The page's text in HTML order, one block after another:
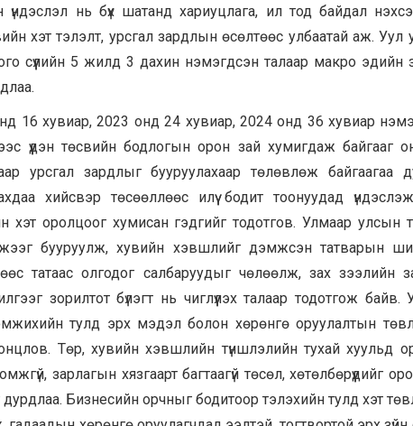
үндэслэл нь бүх шатанд хариуцлага, ил тод байдал
хэт тэлэлт, урсгал зардлын өсөлтөөс улбаатай аж. Уул
сүүлийн 5 жилд 3 дахин нэмэгдсэн талаар макро эдийн
16 хувиар, 2023 онд 24 хувиар, 2024 онд 36 хувиар
үүдэн төсвийн бодлогын орон зай хумигдаж байгааг
урсгал зардлыг бууруулахаар төлөвлөж байгаагаа
хийсвэр төсөөллөөс илүү бодит тоонуудад
хэт оролцоог хумисан гэдгийг тодотгов. Улмаар улсын
бууруулж, хувийн хэвшлийг дэмжсэн татварын
татаас олгодог салбаруудыг чөлөөлж, зах зээлийн
зорилтот бүлэгт нь чиглүүлэх талаар тодотгож
тулд эрх мэдэл болон хөрөнгө оруулалтын
Төр, хувийн хэвшлийн түншлэлийн тухай хуульд
зарлагын хязгаарт багтаагүй төсөл, хөтөлбөрүүдийг
дурдлаа. Бизнесийн орчныг бодитоор тэлэхийн тулд хэт